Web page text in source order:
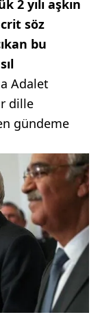
2 yılı aşkın
söz
bu
Adalet
dille
gündeme